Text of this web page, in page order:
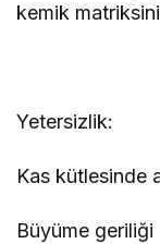
kemik
Yetersizlik:
Kas kütlesinde
Büyüme geriliği